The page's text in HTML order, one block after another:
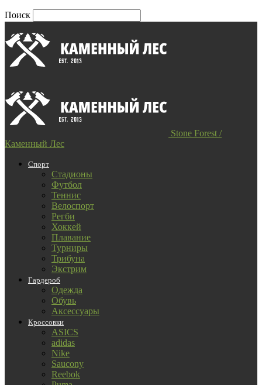
Поиск
Stone Forest /
Каменный Лес
Спорт
Стадионы
Футбол
Теннис
Велоспорт
Регби
Хоккей
Плавание
Турниры
Трибуна
Экстрим
Гардероб
Одежда
Обувь
Аксессуары
Кроссовки
ASICS
adidas
Nike
Saucony
Reebok